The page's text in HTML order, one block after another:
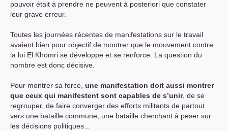
pouvoir était à prendre ne peuvent à posteriori que constater
leur grave erreur.
Toutes les journées récentes de manifestations sur le travail
avaient bien pour objectif de montrer que le mouvement contre
la loi El Khomri se développe et se renforce. La question du
nombre est donc décisive.
Pour montrer sa force, une manifestation doit aussi montrer
que ceux qui manifestent sont capables de s’unir, de se
regrouper, de faire converger des efforts militants de partout
vers une bataille commune, une bataille cherchant à peser sur
les décisions politiques...